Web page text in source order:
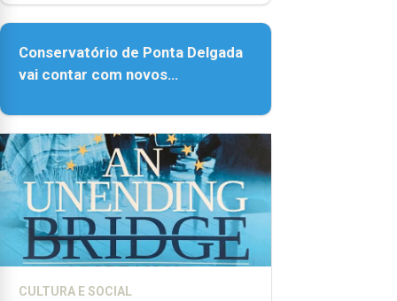
Conservatório de Ponta Delgada
vai contar com novos
CULTURA E SOCIAL